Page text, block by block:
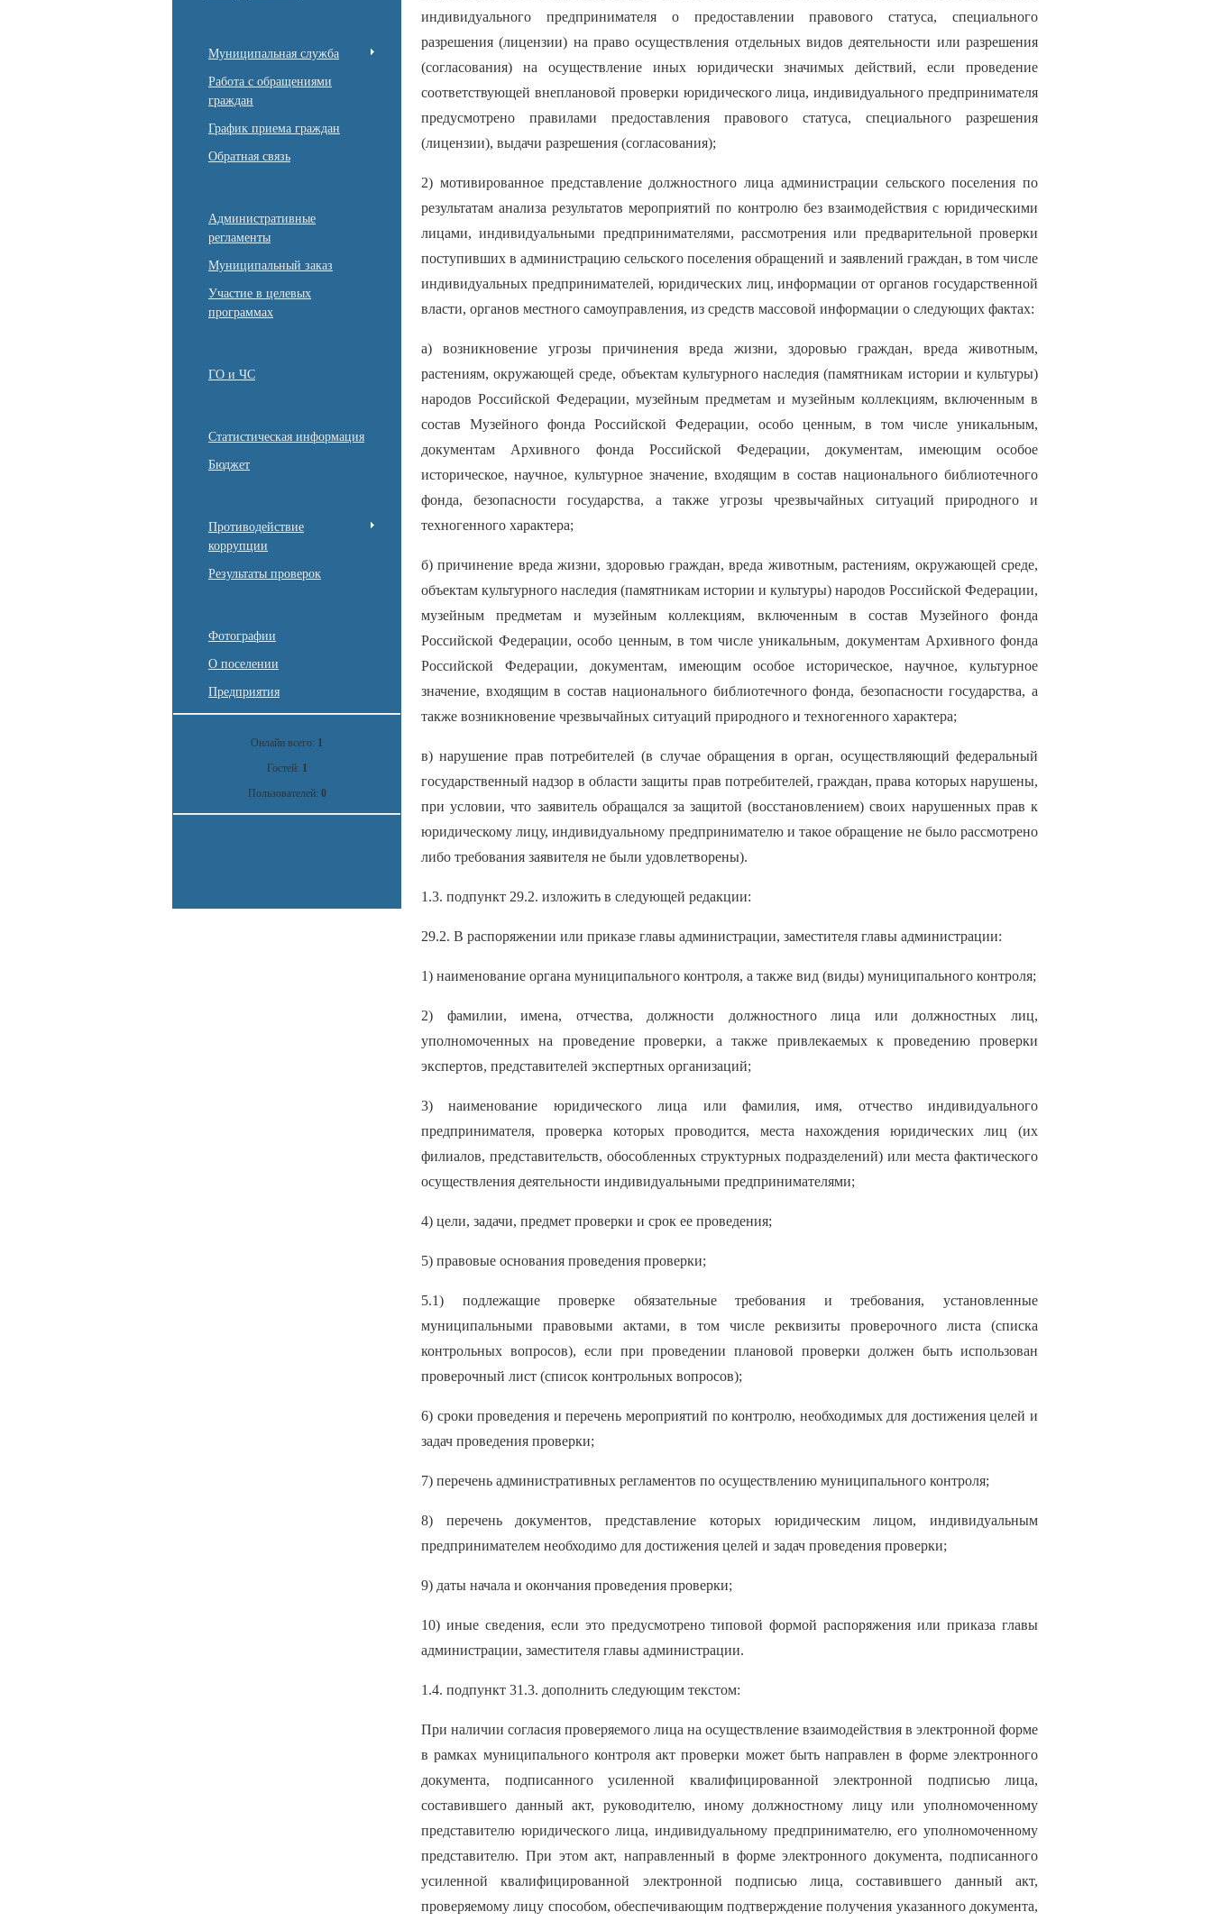
Муниципальная служба
Работа с обращениями
граждан
График приема граждан
Обратная связь
Административные
регламенты
Муниципальный заказ
Участие в целевых
программах
ГО и ЧС
Статистическая информация
Бюджет
Противодействие
коррупции
Результаты проверок
Фотографии
О поселении
Предприятия
Онлайн всего: 1
Гостей: 1
Пользователей: 0
индивидуального предпринимателя о предоставлении правового статуса, специального
разрешения (лицензии) на право осуществления отдельных видов деятельности или разрешения
(согласования) на осуществление иных юридически значимых действий, если проведение
соответствующей внеплановой проверки юридического лица, индивидуального предпринимателя
предусмотрено правилами предоставления правового статуса, специального разрешения
(лицензии), выдачи разрешения (согласования);
2) мотивированное представление должностного лица администрации сельского поселения по
результатам анализа результатов мероприятий по контролю без взаимодействия с юридическими
лицами, индивидуальными предпринимателями, рассмотрения или предварительной проверки
поступивших в администрацию сельского поселения обращений и заявлений граждан, в том числе
индивидуальных предпринимателей, юридических лиц, информации от органов государственной
власти, органов местного самоуправления, из средств массовой информации о следующих фактах:
а) возникновение угрозы причинения вреда жизни, здоровью граждан, вреда животным,
растениям, окружающей среде, объектам культурного наследия (памятникам истории и культуры)
народов Российской Федерации, музейным предметам и музейным коллекциям, включенным в
состав Музейного фонда Российской Федерации, особо ценным, в том числе уникальным,
документам Архивного фонда Российской Федерации, документам, имеющим особое
историческое, научное, культурное значение, входящим в состав национального библиотечного
фонда, безопасности государства, а также угрозы чрезвычайных ситуаций природного и
техногенного характера;
б) причинение вреда жизни, здоровью граждан, вреда животным, растениям, окружающей среде,
объектам культурного наследия (памятникам истории и культуры) народов Российской Федерации,
музейным предметам и музейным коллекциям, включенным в состав Музейного фонда
Российской Федерации, особо ценным, в том числе уникальным, документам Архивного фонда
Российской Федерации, документам, имеющим особое историческое, научное, культурное
значение, входящим в состав национального библиотечного фонда, безопасности государства, а
также возникновение чрезвычайных ситуаций природного и техногенного характера;
в) нарушение прав потребителей (в случае обращения в орган, осуществляющий федеральный
государственный надзор в области защиты прав потребителей, граждан, права которых нарушены,
при условии, что заявитель обращался за защитой (восстановлением) своих нарушенных прав к
юридическому лицу, индивидуальному предпринимателю и такое обращение не было рассмотрено
либо требования заявителя не были удовлетворены).
1.3. подпункт 29.2. изложить в следующей редакции:
29.2. В распоряжении или приказе главы администрации, заместителя главы администрации:
1) наименование органа муниципального контроля, а также вид (виды) муниципального контроля;
2) фамилии, имена, отчества, должности должностного лица или должностных лиц,
уполномоченных на проведение проверки, а также привлекаемых к проведению проверки
экспертов, представителей экспертных организаций;
3) наименование юридического лица или фамилия, имя, отчество индивидуального
предпринимателя, проверка которых проводится, места нахождения юридических лиц (их
филиалов, представительств, обособленных структурных подразделений) или места фактического
осуществления деятельности индивидуальными предпринимателями;
4) цели, задачи, предмет проверки и срок ее проведения;
5) правовые основания проведения проверки;
5.1) подлежащие проверке обязательные требования и требования, установленные
муниципальными правовыми актами, в том числе реквизиты проверочного листа (списка
контрольных вопросов), если при проведении плановой проверки должен быть использован
проверочный лист (список контрольных вопросов);
6) сроки проведения и перечень мероприятий по контролю, необходимых для достижения целей и
задач проведения проверки;
7) перечень административных регламентов по осуществлению муниципального контроля;
8) перечень документов, представление которых юридическим лицом, индивидуальным
предпринимателем необходимо для достижения целей и задач проведения проверки;
9) даты начала и окончания проведения проверки;
10) иные сведения, если это предусмотрено типовой формой распоряжения или приказа главы
администрации, заместителя главы администрации.
1.4. подпункт 31.3. дополнить следующим текстом:
При наличии согласия проверяемого лица на осуществление взаимодействия в электронной форме
в рамках муниципального контроля акт проверки может быть направлен в форме электронного
документа, подписанного усиленной квалифицированной электронной подписью лица,
составившего данный акт, руководителю, иному должностному лицу или уполномоченному
представителю юридического лица, индивидуальному предпринимателю, его уполномоченному
представителю. При этом акт, направленный в форме электронного документа, подписанного
усиленной квалифицированной электронной подписью лица, составившего данный акт,
проверяемому лицу способом, обеспечивающим подтверждение получения указанного документа,